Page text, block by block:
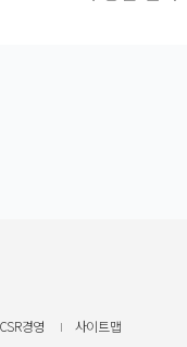
CSR경영 사이트맵